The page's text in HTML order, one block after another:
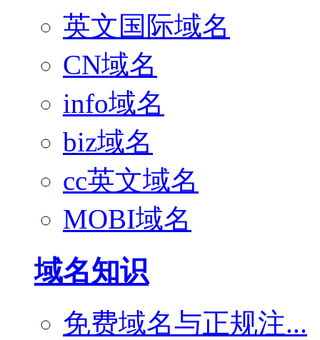
英文国际域名
CN域名
info域名
biz域名
cc英文域名
MOBI域名
域名知识
免费域名与正规注...